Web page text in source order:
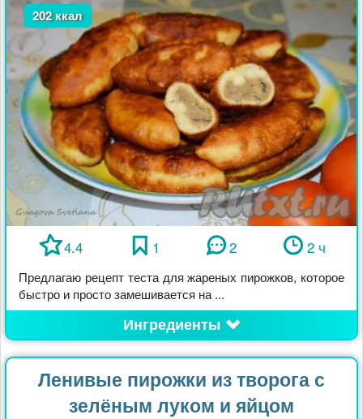
202 ккал
4.4 1 2 2 ч
Предлагаю рецепт теста для жареных пирожков, которое
быстро и просто замешивается на ...
Ингредиенты
Ленивые пирожки из творога с
зелёным луком и яйцом